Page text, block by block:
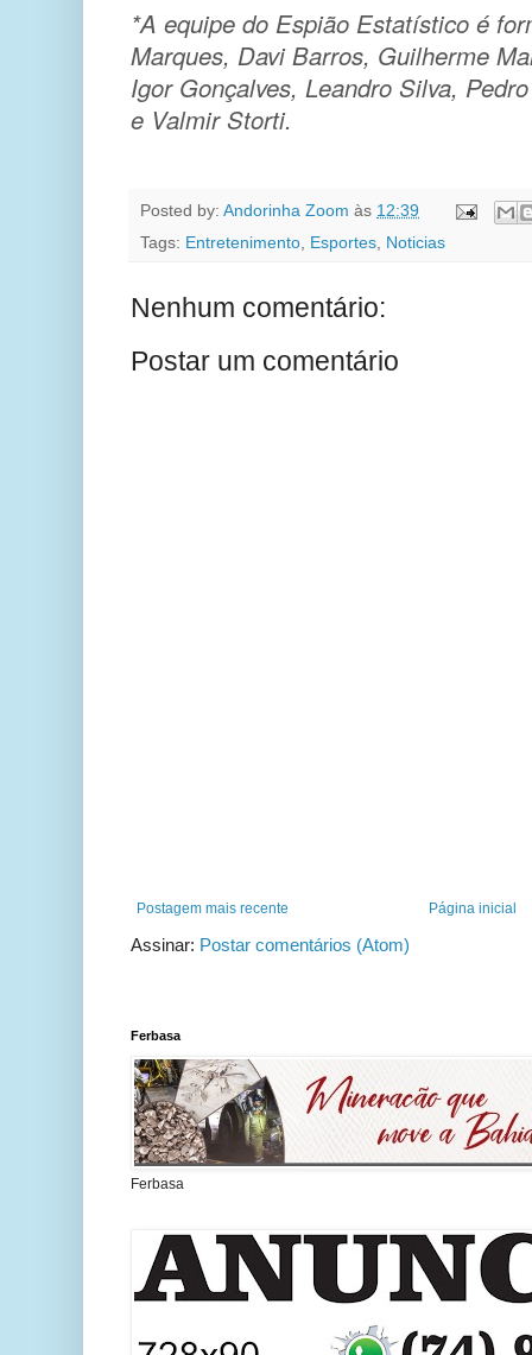
*A equipe do Espião Estatístico é
Marques, Davi Barros, Guilherme
Igor Gonçalves, Leandro Silva,
e Valmir Storti.
Posted by: Andorinha Zoom às 12:39
Tags: Entretenimento Esportes Noticias
Nenhum comentário:
Postar um comentário
Postagem mais recente Página inicial
Assinar: Postar comentários (Atom)
Ferbasa
Ferbasa